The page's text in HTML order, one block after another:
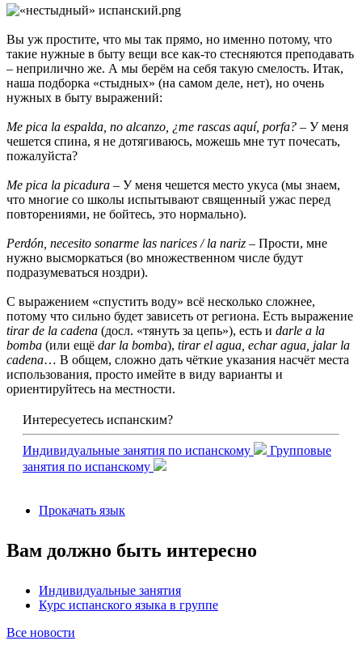
Вы уж простите, что мы так прямо, но именно потому, что
такие нужные в быту вещи все как-то стесняются преподавать
– неприлично же. А мы берём на себя такую смелость. Итак,
наша подборка «стыдных» (на самом деле, нет), но очень
нужных в быту выражений:
Me pica la espalda, no alcanzo, ¿me rascas aquí, porfa? – У меня
чешется спина, я не дотягиваюсь, можешь мне тут почесать,
пожалуйста?
Me pica la picadura – У меня чешется место укуса (мы знаем,
что многие со школы испытывают священный ужас перед
повторениями, не бойтесь, это нормально).
Perdón, necesito sonarme las narices / la nariz – Прости, мне
нужно высморкаться (во множественном числе будут
подразумеваться ноздри).
С выражением «спустить воду» всё несколько сложнее,
потому что сильно будет зависеть от региона. Есть выражение
tirar de la cadena (досл. «тянуть за цепь»), есть и darle a la
bomba (или ещё dar la bomba), tirar el agua, echar agua, jalar la
cadena… В общем, сложно дать чёткие указания насчёт места
использования, просто имейте в виду варианты и
ориентируйтесь на местности.
Интересуетесь испанским?
Индивидуальные занятия по испанскому
Групповые
занятия по испанскому
Прокачать язык
Вам должно быть интересно
Индивидуальные занятия
Курс испанского языка в группе
Все новости